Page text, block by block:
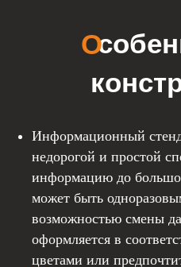
Информационный
недорогой и простой
информацию до
может быть
возможностью смены
оформляется в
цветами или
Выезд на замеры по
и Заречному бесплатно
изготовления, от 3-х